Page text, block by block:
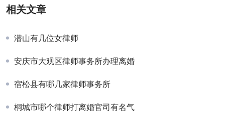
相关文章
潜山有几位女律师
安庆市大观区律师事务所办理离婚
宿松县有哪几家律师事务所
桐城市哪个律师打离婚官司有名气